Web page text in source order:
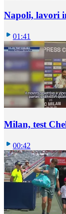
Napoli, lavori
01:41
Milan, test
00:42